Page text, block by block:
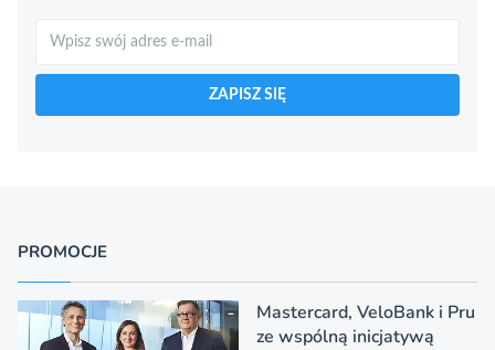
ZAPISZ SIĘ
PROMOCJE
Mastercard, VeloBank i Pru
ze wspólną inicjatywą